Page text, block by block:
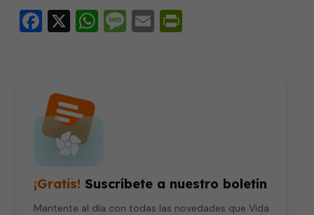
Facebook
X WhatsApp
Message
Email
¡Gratis! Suscríbete a nuestro boletín
Mantente al día con todas las novedades que Vida